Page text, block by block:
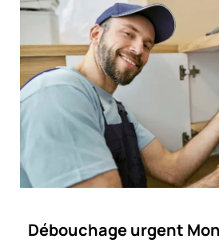
Débouchage urgent